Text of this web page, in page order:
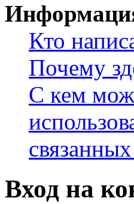
Кто
Почему
С кем
Вход на